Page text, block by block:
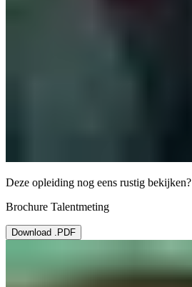
Deze opleiding nog eens rustig bekijken?
Brochure Talentmeting
Download .PDF